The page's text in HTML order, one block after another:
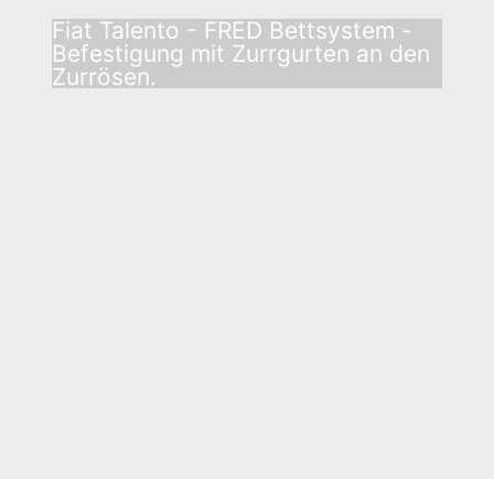
Fiat Talento - FRED Bettsystem -
Befestigung mit Zurrgurten an den
Zurrösen.